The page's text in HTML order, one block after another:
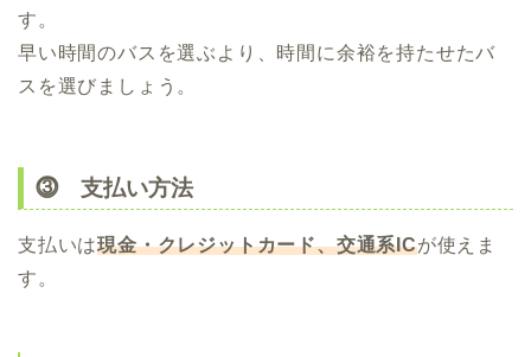
す。
早い時間のバスを選ぶより、時間に余裕を持たせたバ
スを選びましょう。
⓷ 支払い方法
支払いは現金・クレジットカード、交通系ICが使えま
す。